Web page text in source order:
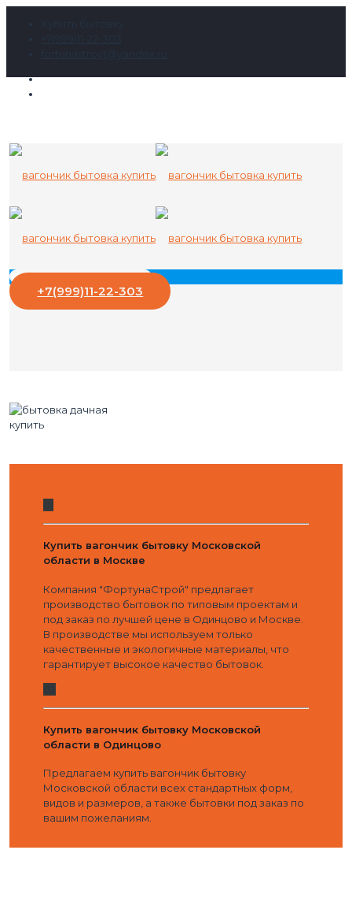
+7(999)11-22-303
Купить вагончик бытовку Московской
области в Москве
Компания "ФортунаСтрой" предлагает
производство бытовок по типовым проектам и
под заказ по лучшей цене в Одинцово и Москве.
В производстве мы используем только
качественные и экологичные материалы, что
гарантирует высокое качество бытовок.
Купить вагончик бытовку Московской
области в Одинцово
Предлагаем купить вагончик бытовку
Московской области всех стандартных форм,
видов и размеров, а также бытовки под заказ по
вашим пожеланиям.